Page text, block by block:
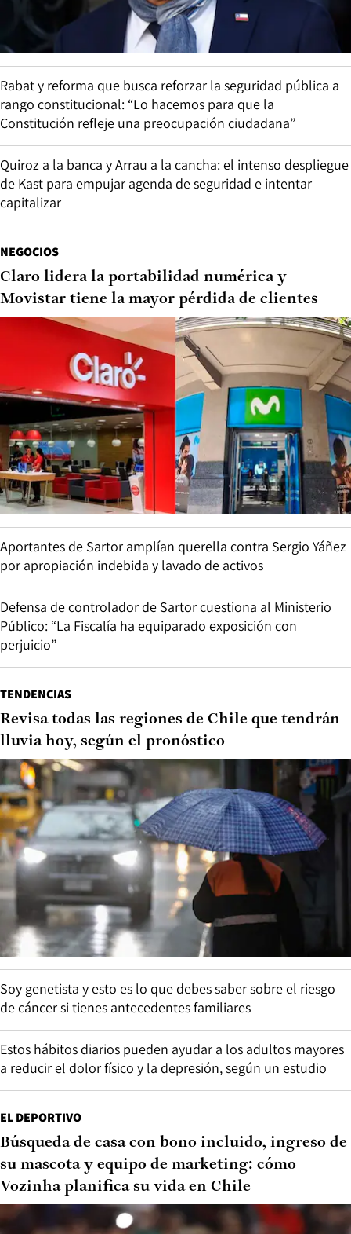
Rabat y reforma que busca reforzar la seguridad pública a
rango constitucional: “Lo hacemos para que la
Constitución refleje una preocupación ciudadana”
Quiroz a la banca y Arrau a la cancha: el intenso despliegue
de Kast para empujar agenda de seguridad e intentar
capitalizar
NEGOCIOS
Claro lidera la portabilidad numérica y
Movistar tiene la mayor pérdida de clientes
Aportantes de Sartor amplían querella contra Sergio Yáñez
por apropiación indebida y lavado de activos
Defensa de controlador de Sartor cuestiona al Ministerio
Público: “La Fiscalía ha equiparado exposición con
perjuicio”
TENDENCIAS
Revisa todas las regiones de Chile que tendrán
lluvia hoy, según el pronóstico
Soy genetista y esto es lo que debes saber sobre el riesgo
de cáncer si tienes antecedentes familiares
Estos hábitos diarios pueden ayudar a los adultos mayores
a reducir el dolor físico y la depresión, según un estudio
EL DEPORTIVO
Búsqueda de casa con bono incluido, ingreso de
su mascota y equipo de marketing: cómo
Vozinha planifica su vida en Chile